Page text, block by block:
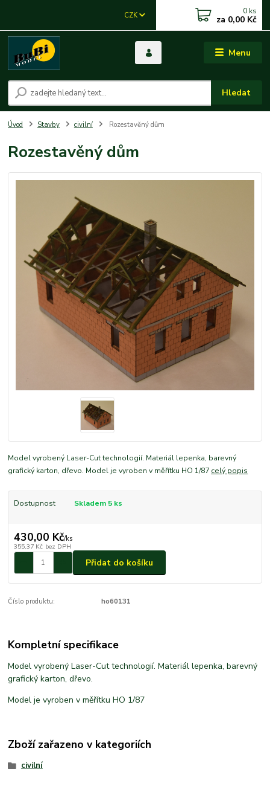
Menu
CZK
Hledat
0 ks
za 0,00 Kč
Úvod Stavby civilní Rozestavěný dům
Rozestavěný dům
Model vyrobený Laser-Cut technologií. Materiál lepenka, barevný
grafický karton, dřevo. Model je vyroben v měřítku HO 1/87 celý popis
Dostupnost Skladem 5 ks
430,00 Kč/ks
355,37 Kč bez DPH
Přidat do košíku
Číslo produktu: ho60131
Kompletní specifikace
Model vyrobený Laser-Cut technologií. Materiál lepenka, barevný
grafický karton, dřevo.
Model je vyroben v měřítku HO 1/87
Zboží zařazeno v kategoriích
civilní